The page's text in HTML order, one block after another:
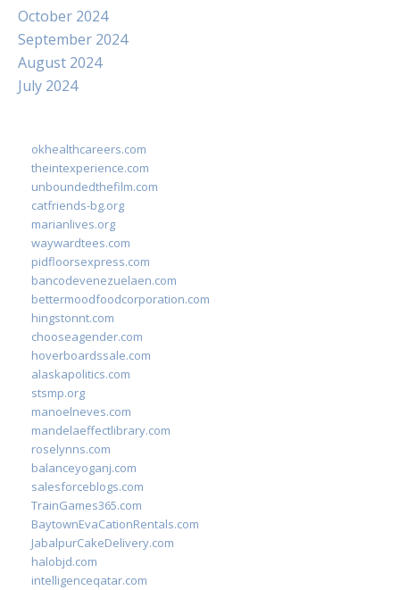
October 2024
September 2024
August 2024
July 2024
okhealthcareers.com
theintexperience.com
unboundedthefilm.com
catfriends-bg.org
marianlives.org
waywardtees.com
pidfloorsexpress.com
bancodevenezuelaen.com
bettermoodfoodcorporation.com
hingstonnt.com
chooseagender.com
hoverboardssale.com
alaskapolitics.com
stsmp.org
manoelneves.com
mandelaeffectlibrary.com
roselynns.com
balanceyoganj.com
salesforceblogs.com
TrainGames365.com
BaytownEvaCationRentals.com
JabalpurCakeDelivery.com
halobjd.com
intelligenceqatar.com